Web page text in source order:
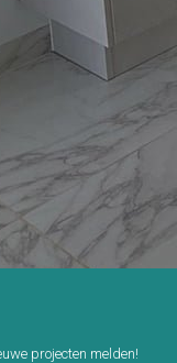
projecten melden!